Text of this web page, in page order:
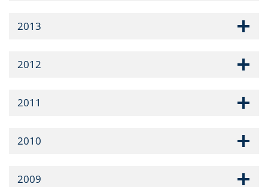
2013
2012
2011
2010
2009